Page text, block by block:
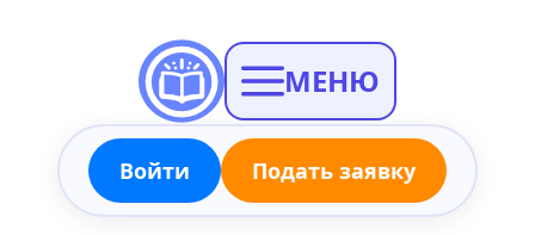
МЕНЮ
Войти Подать заявку